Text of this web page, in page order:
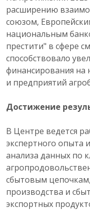
расширению
союзом,
национальным
престити" в сфере
способствовало
финансирования на
и предприятий
Достижение
В Центре ведется
экспертного
анализа данных по
сбытовым
производства и
экспортных